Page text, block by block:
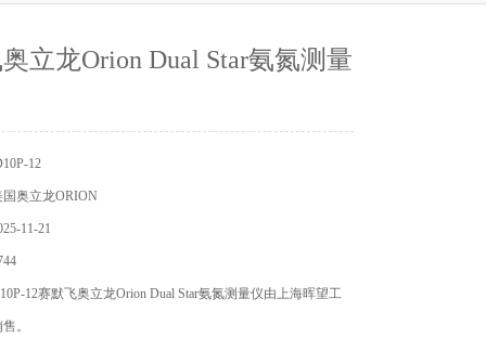
立龙Orion Dual Star氨氮测量
12
奥立龙ORION
11-21
12赛默飞奥立龙Orion Dual Star氨氮测量仪由上海晖望工
。